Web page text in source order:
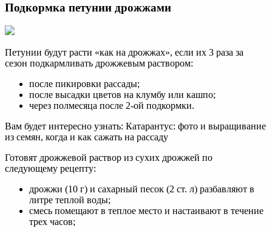
Подкормка петунии дрожжами
Петунии будут расти «как на дрожжах», если их 3 раза за
сезон подкармливать дрожжевым раствором:
после пикировки рассады;
после высадки цветов на клумбу или кашпо;
через полмесяца после 2-ой подкормки.
Вам будет интересно узнать: Катарантус: фото и выращивание
из семян, когда и как сажать на рассаду
Готовят дрожжевой раствор из сухих дрожжей по
следующему рецепту:
дрожжи (10 г) и сахарный песок (2 ст. л) разбавляют в
литре теплой воды;
смесь помещают в теплое место и настаивают в течение
трех часов;